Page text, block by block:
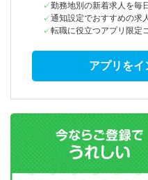
勤務地別の新着求人を毎
通知設定でおすすめの求
転職に役立つアプリ限定
アプリをイ